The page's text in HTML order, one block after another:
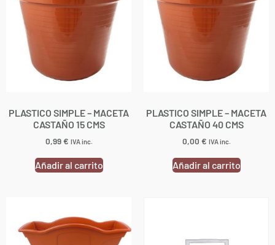
PLASTICO SIMPLE – MACETA
CASTAÑO 15 CMS
0,99€ IVA inc.
Añadir al carrito
PLASTICO SIMPLE – MACETA
CASTAÑO 40 CMS
0,00 € IVA inc.
Añadir al carrito